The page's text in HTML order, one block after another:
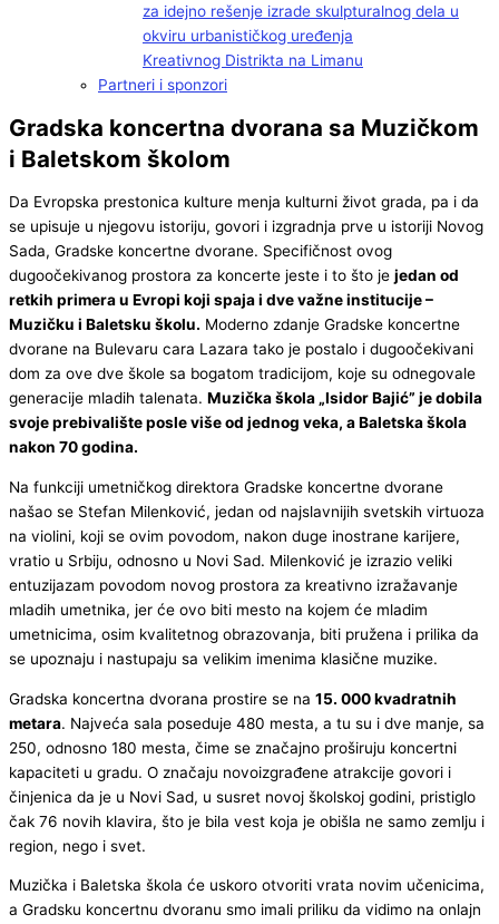
za idejno rešenje izrade skulpturalnog dela u
okviru urbanističkog uređenja
Kreativnog Distrikta na Limanu
Partneri i sponzori
Gradska koncertna dvorana sa Muzičkom
i Baletskom školom
Da Evropska prestonica kulture menja kulturni život grada, pa i da
se upisuje u njegovu istoriju, govori i izgradnja prve u istoriji Novog
Sada, Gradske koncertne dvorane. Specifičnost ovog
dugoočekivanog prostora za koncerte jeste i to što je jedan od
retkih primera u Evropi koji spaja i dve važne institucije –
Muzičku i Baletsku školu. Moderno zdanje Gradske koncertne
dvorane na Bulevaru cara Lazara tako je postalo i dugoočekivani
dom za ove dve škole sa bogatom tradicijom, koje su odnegovale
generacije mladih talenata. Muzička škola „Isidor Bajić” je dobila
svoje prebivalište posle više od jednog veka, a Baletska škola
nakon 70 godina.
Na funkciji umetničkog direktora Gradske koncertne dvorane
našao se Stefan Milenković, jedan od najslavnijih svetskih virtuoza
na violini, koji se ovim povodom, nakon duge inostrane karijere,
vratio u Srbiju, odnosno u Novi Sad. Milenković je izrazio veliki
entuzijazam povodom novog prostora za kreativno izražavanje
mladih umetnika, jer će ovo biti mesto na kojem će mladim
umetnicima, osim kvalitetnog obrazovanja, biti pružena i prilika da
se upoznaju i nastupaju sa velikim imenima klasične muzike.
Gradska koncertna dvorana prostire se na 15. 000 kvadratnih
metara. Najveća sala poseduje 480 mesta, a tu su i dve manje, sa
250, odnosno 180 mesta, čime se značajno proširuju koncertni
kapaciteti u gradu. O značaju novoizgrađene atrakcije govori i
činjenica da je u Novi Sad, u susret novoj školskoj godini, pristiglo
čak 76 novih klavira, što je bila vest koja je obišla ne samo zemlju i
region, nego i svet.
Muzička i Baletska škola će uskoro otvoriti vrata novim učenicima,
a Gradsku koncertnu dvoranu smo imali priliku da vidimo na onlajn